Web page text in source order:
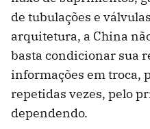
de tubulações e
arquitetura, a China
basta condicionar sua
informações em troca,
repetidas vezes, pelo
dependendo.